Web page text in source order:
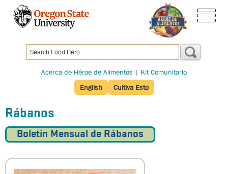
Pasar
contenido
principal
Acerca de Héroe de Alimentos | Kit Comunitario
English
Cultiva Esto
Rábanos
Boletín Mensual de Rábanos